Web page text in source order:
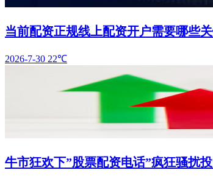
当前配资正规线上配资开户需要哪些
2026-7-30 22℃
牛市狂欢下”股票配资电话”疯狂骚扰